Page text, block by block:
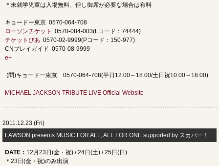
＊未就学児童は入場無料、但し御席が必要な場合は有料
キョードー東京 0570-064-708
ローソンチケット
0570-084-003(Lコード：74444)
チケットぴあ 0570-02-9999(Pコード：150-977)
CNプレイガイド 0570-08-9999
e+
(問)キョードー東京 0570-064-708(平日12:00～18:00/土日祝10:00～18:00)
MICHAEL JACKSON TRIBUTE LIVE Official Website
2011.12.23 (Fri)
LAWSON presents MUSIC FOR ALL, ALL FOR ONE supported by スカパー！
DATE ： 12月23日(金・祝) / 24日(土) / 25日(日)
＊23日(金・祝)のみ出演